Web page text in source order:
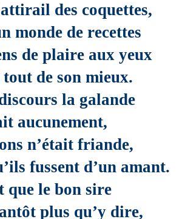
des coquettes,
monde de recettes
de plaire aux yeux
de son mieux.
la galande
aucunement,
n’était friande,
fussent d’un amant.
que le bon sire
plus qu’y dire,